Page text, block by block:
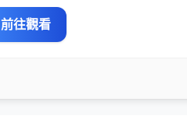
前往觀看